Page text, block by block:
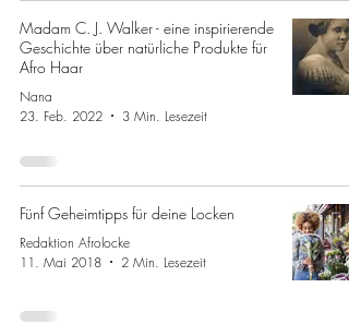
Madam C. J. Walker - eine inspirierende
Geschichte über natürliche Produkte für
Afro Haar
Nana
23. Feb. 2022
3 Min. Lesezeit
Fünf Geheimtipps für deine Locken
Redaktion Afrolocke
11. Mai 2018
2 Min. Lesezeit